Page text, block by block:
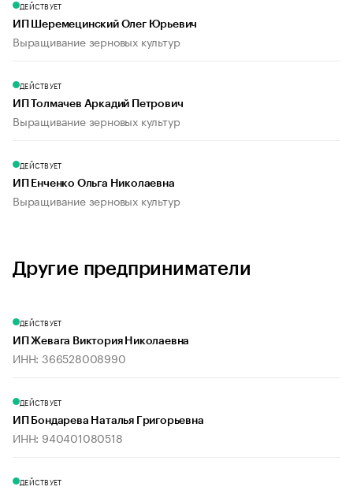
ДЕЙСТВУЕТ
ИП Шеремецинский Олег Юрьевич
Выращивание зерновых культур
ДЕЙСТВУЕТ
ИП Толмачев Аркадий Петрович
Выращивание зерновых культур
ДЕЙСТВУЕТ
ИП Енченко Ольга Николаевна
Выращивание зерновых культур
Другие предприниматели
ДЕЙСТВУЕТ
ИП Жевага Виктория Николаевна
ИНН: 366528008990
ДЕЙСТВУЕТ
ИП Бондарева Наталья Григорьевна
ИНН: 940401080518
ДЕЙСТВУЕТ